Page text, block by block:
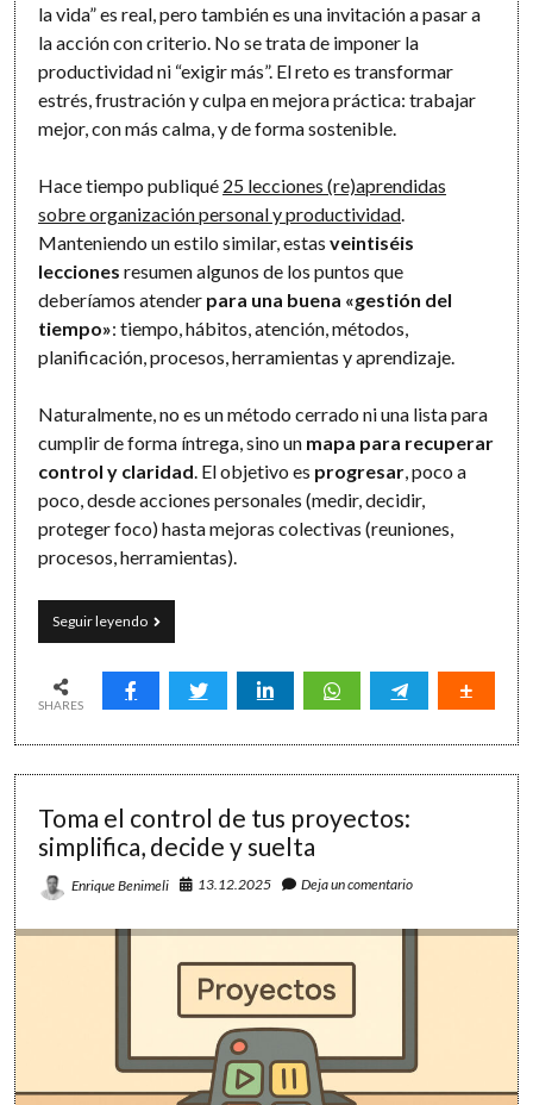
la vida” es real, pero también es una invitación a pasar a
la acción con criterio. No se trata de imponer la
productividad ni “exigir más”. El reto es transformar
estrés, frustración y culpa en mejora práctica: trabajar
mejor, con más calma, y de forma sostenible.
Hace tiempo publiqué 25 lecciones (re)aprendidas
sobre organización personal y productividad
Manteniendo un estilo similar, estasveintiséis
lecciones resumen algunos de los puntos que
deberíamos atender para una buena «gestión del
tiempo»: tiempo, hábitos, atención, métodos,
planificación, procesos, herramientas y aprendizaje.
Naturalmente, no es un método cerrado ni una lista para
cumplir de forma íntrega, sino un mapa para recuperar
control y claridad . El objetivo es progresar , poco a
poco, desde acciones personales (medir, decidir,
proteger foco) hasta mejoras colectivas (reuniones,
procesos, herramientas).
Seguir leyendoGestión
del
lecciones
SHARES
Toma el control de tus proyectos:
simplifica, decide y suelta
Enrique Benimeli 13.12.2025 Deja un comentario